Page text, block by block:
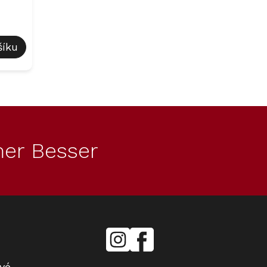
Besser
mielecentervlasek
Miele
Center